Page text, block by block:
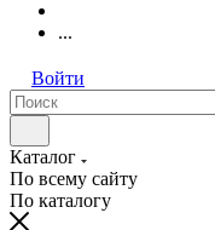
...
Войти
Каталог
По всему сайту
По каталогу